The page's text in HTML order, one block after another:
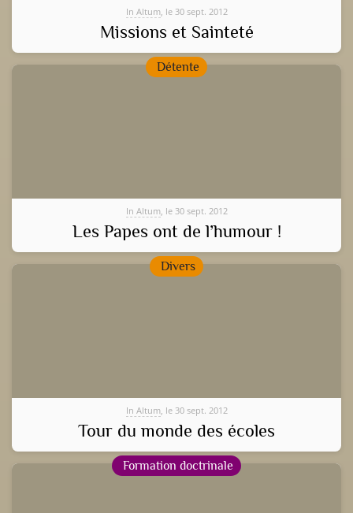
In Altum, le 30 sept. 2012
Missions et Sainteté
Détente
In Altum, le 30 sept. 2012
Les Papes ont de l’humour !
Divers
In Altum, le 30 sept. 2012
Tour du monde des écoles
Formation doctrinale